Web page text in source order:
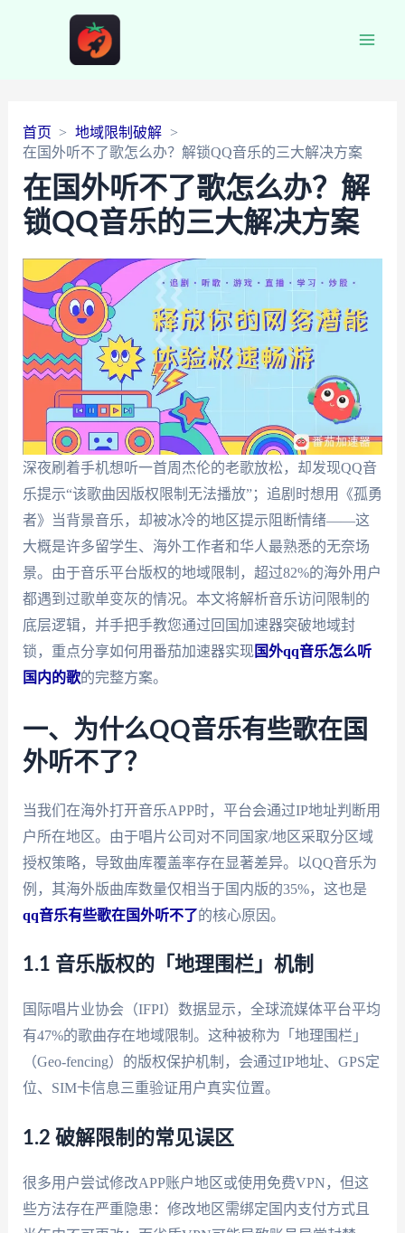
首页
地域限制破解
在国外听不了歌怎么办？解锁QQ音乐的三大解决方案
在国外听不了歌怎么办？解
锁QQ音乐的三大解决方案
深夜刷着手机想听一首周杰伦的老歌放松，却发现QQ音
乐提示“该歌曲因版权限制无法播放”；追剧时想用《孤勇
者》当背景音乐，却被冰冷的地区提示阻断情绪——这
大概是许多留学生、海外工作者和华人最熟悉的无奈场
景。由于音乐平台版权的地域限制，超过82%的海外用户
都遇到过歌单变灰的情况。本文将解析音乐访问限制的
底层逻辑，并手把手教您通过回国加速器突破地域封
锁，重点分享如何用番茄加速器实现国外qq音乐怎么听
国内的歌的完整方案。
一、为什么QQ音乐有些歌在国
外听不了？
当我们在海外打开音乐APP时，平台会通过IP地址判断用
户所在地区。由于唱片公司对不同国家/地区采取分区域
授权策略，导致曲库覆盖率存在显著差异。以QQ音乐为
例，其海外版曲库数量仅相当于国内版的35%，这也是
qq音乐有些歌在国外听不了的核心原因。
1.1 音乐版权的「地理围栏」机制
国际唱片业协会（IFPI）数据显示，全球流媒体平台平均
有47%的歌曲存在地域限制。这种被称为「地理围栏」
（Geo-fencing）的版权保护机制，会通过IP地址、GPS定
位、SIM卡信息三重验证用户真实位置。
1.2 破解限制的常见误区
很多用户尝试修改APP账户地区或使用免费VPN，但这
些方法存在严重隐患：修改地区需绑定国内支付方式且